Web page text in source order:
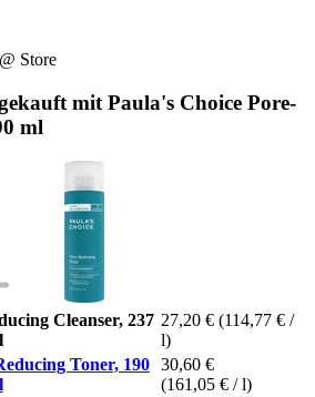
Store
mit Paula's Choice Pore-
ml
Cleanser, 237 27,20 € (114,77 € /
l)
Toner, 190 30,60 €
(161,05 € / l)